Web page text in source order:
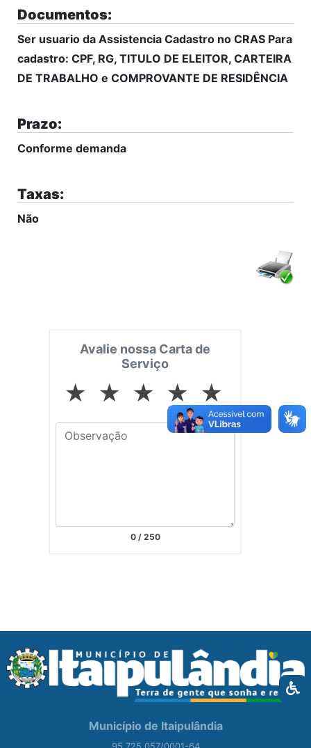
Documentos:
Ser usuario da Assistencia Cadastro no CRAS Para
cadastro: CPF, RG, TITULO DE ELEITOR, CARTEIRA
DE TRABALHO e COMPROVANTE DE RESIDÊNCIA
Prazo:
Conforme demanda
Taxas:
Não
Avalie nossa Carta de
Serviço
★ ★ ★ ★ ★
0/ 250
Município de Itaipulândia